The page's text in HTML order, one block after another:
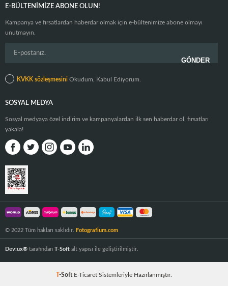
E-BÜLTENIMIZE ABONE OLUN!
Kampanya ve fırsatlardan haberdar olmak için e-bültenimize abone olmayı
unutmayın.
KVKK sözleşmesini Okudum, Kabul Ediyorum.
SOSYAL MEDYA
Sosyal medyaya özel indirim ve kampanyalardan ilk sen haberdar ol, fırsatları
yakala!
© 2022 Tüm hakları saklıdır. Fotografium.com
Dev:ux® tarafından T-Soft alt yapısı ile geliştirilmiştir.
T-Soft E-Ticaret Sistemleriyle Hazırlanmıştır.